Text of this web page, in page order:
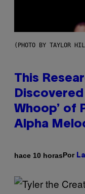
(PHOTO BY TAYLOR
This
Discovered
Whoop’ of
Alpha
hace 10 horasPor